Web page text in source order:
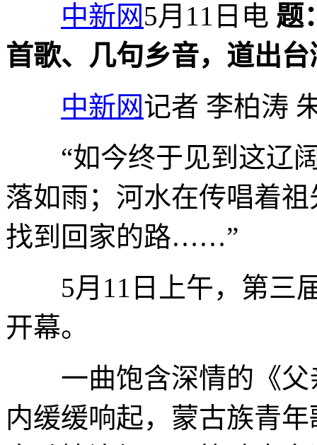
中新网5月11日电 题
首歌、几句乡音，道出
中新网记者 李柏涛
“如今终于见到这辽阔
落如雨；河水在传唱着
找到回家的路……”
5月11日上午，第三届
开幕。
一曲饱含深情的《父
内缓缓响起，蒙古族青